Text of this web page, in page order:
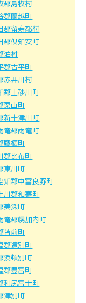
郡島牧村
郡蘭越町
郡留寿都村
郡倶知安町
泊村
郡古平町
赤井川村
郡上砂川町
栗山町
新十津川町
竜郡雨竜町
鷹栖町
郡比布町
東川町
知郡中富良野町
上川郡和寒町
美深町
竜郡幌加内町
苫前町
郡遠別町
浜頓別町
郡豊富町
利尻富士町
津別町